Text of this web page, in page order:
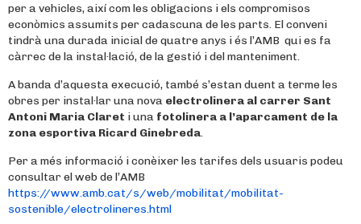
per a vehicles, així com les obligacions i els compromisos
econòmics assumits per cadascuna de les parts. El conveni
tindrà una durada inicial de quatre anys i és l’AMB qui es fa
càrrec de la instal·lació, de la gestió i del manteniment.
A banda d’aquesta execució, també s’estan duent a terme les
obres per instal·lar una nova electrolinera al carrer Sant
Antoni Maria Claret i una fotolinera a l’aparcament de la
zona esportiva Ricard Ginebreda.
Per a més informació i conèixer les tarifes dels usuaris podeu
consultar el web de l’AMB
https://www.amb.cat/s/web/mobilitat/mobilitat-
sostenible/electrolineres.html